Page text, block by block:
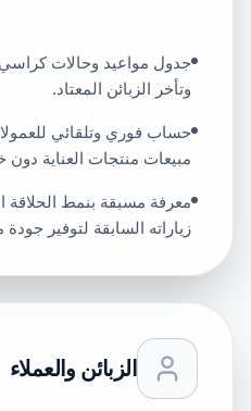
جدول مواعيد وحالات
وتأخر الزبائن المعتاد.
حساب فوري وتلقائي
مبيعات منتجات العناية دون
معرفة مسبقة بنمط الحلاقة
زياراته السابقة لتوفير
الزبائن والعملاء